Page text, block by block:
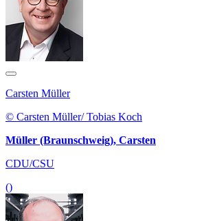
Carsten Müller
© Carsten Müller/ Tobias Koch
Müller (Braunschweig), Carsten
CDU/CSU
()